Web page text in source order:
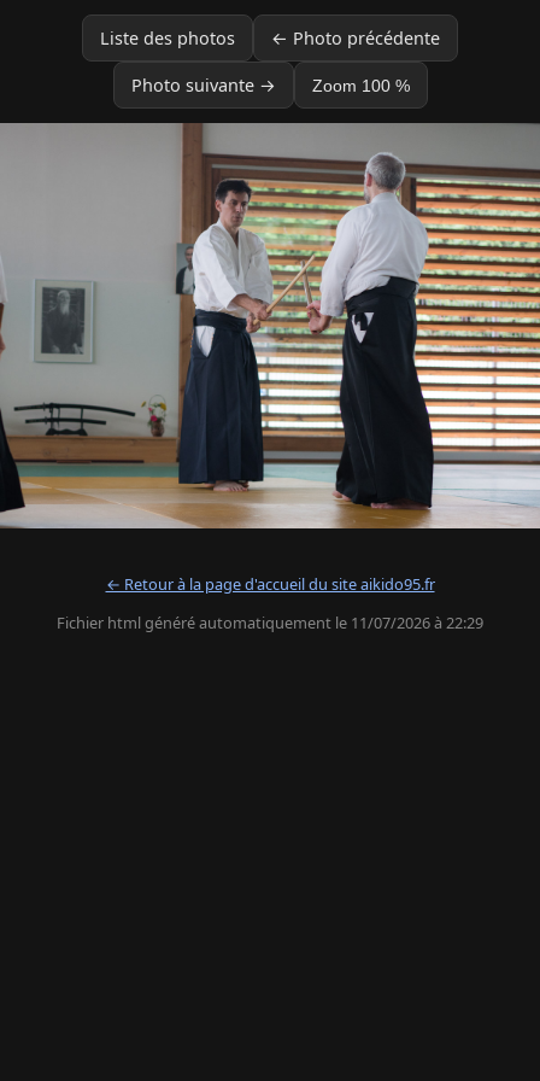
Liste des photos ← Photo précédente
Photo suivante → Zoom 100 %
← Retour à la page d'accueil du site aikido95.fr
Fichier html généré automatiquement le 11/07/2026 à 22:29